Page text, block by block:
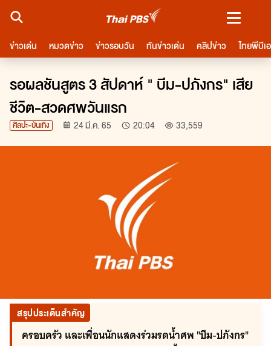
ข่าวเด่น หมวดข่าว ข่าวรอบวัน ทันข่าวเด่น คลิปข่าว ไทยพีบีเ
ชมสด
รอผลชันสูตร 3 สัปดาห์ " บีม-ปภังกร" เสีย
ชีวิต-สวดศพวันแรก
ศิลปะ-บันเทิง 24 มี.ค. 65 20:04 จำนวนผู้ชม
33,559
สรุปประเด็นสำคัญ
ครอบครัว และเพื่อนนักแสดงร่วมรดน้ำศพ "บีม-ปภังกร"